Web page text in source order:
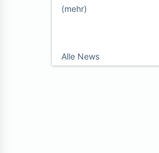
(mehr)
Alle News